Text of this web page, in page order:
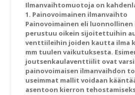
Ilmanvaihtomuotoja on
1. Painovoimainen ilmanvaihto
Painovoimainen eli
perustuu oikein sijoitettuihin
venttiileihin joiden kautta ilma
mm tuulen vaikutuksesta.
joutsenkaulaventtiilit ovat
painovoimaisen ilmanvaihdon
useimmat mallit voidaan
asentoon kierron